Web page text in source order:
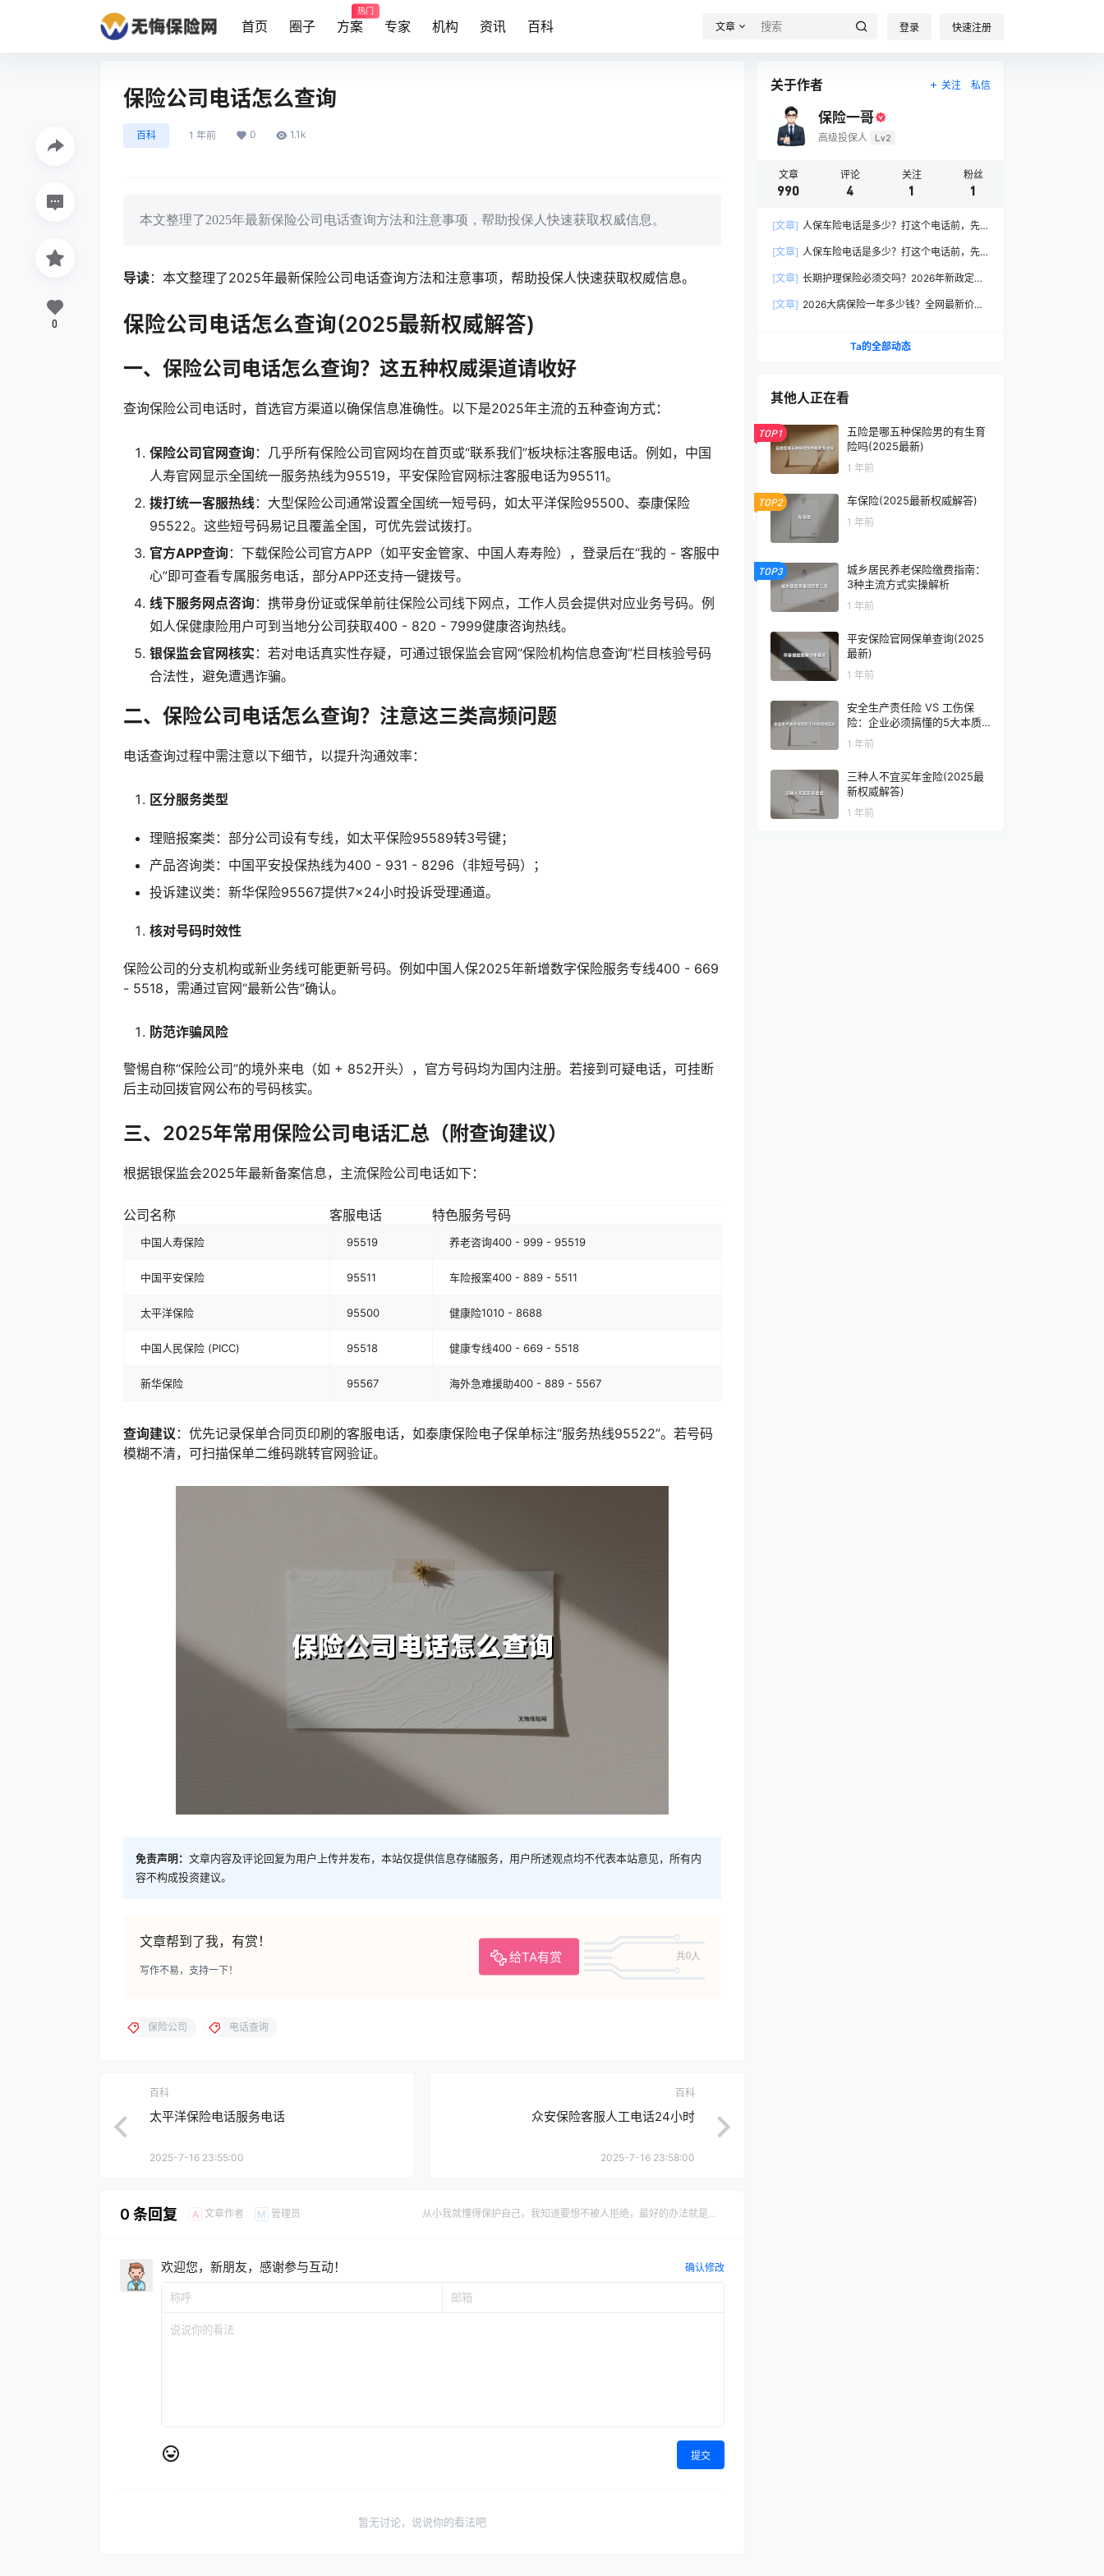
首页 圈子 方案
热门
专家 机构 资讯 百科 文章 登录 快速注册
保险公司电话怎么查询
百科 1 年前 0 1.1k
本文整理了2025年最新保险公司电话查询方法和注意事项，帮助投保人快速获取权威信息。
导读：本文整理了2025年最新保险公司电话查询方法和注意事项，帮助投保人快速获取权威信息。
保险公司电话怎么查询(2025最新权威解答)
一、保险公司电话怎么查询？这五种权威渠道请收好
查询保险公司电话时，首选官方渠道以确保信息准确性。以下是2025年主流的五种查询方式：
保险公司官网查询：几乎所有保险公司官网均在首页或“联系我们”板块标注客服电话。例如，中国
人寿官网显示全国统一服务热线为95519，平安保险官网标注客服电话为95511。
拨打统一客服热线：大型保险公司通常设置全国统一短号码，如太平洋保险95500、泰康保险
95522。这些短号码易记且覆盖全国，可优先尝试拨打。
官方APP查询：下载保险公司官方APP（如平安金管家、中国人寿寿险），登录后在“我的 - 客服中
心”即可查看专属服务电话，部分APP还支持一键拨号。
线下服务网点咨询：携带身份证或保单前往保险公司线下网点，工作人员会提供对应业务号码。例
如人保健康险用户可到当地分公司获取400 - 820 - 7999健康咨询热线。
银保监会官网核实 ：若对电话真实性存疑，可通过银保监会官网“保险机构信息查询”栏目核验号码
合法性，避免遭遇诈骗。
二、保险公司电话怎么查询？注意这三类高频问题
电话查询过程中需注意以下细节，以提升沟通效率：
区分服务类型
理赔报案类：部分公司设有专线，如太平保险95589转3号键；
产品咨询类：中国平安投保热线为400 - 931 - 8296（非短号码）；
投诉建议类：新华保险95567提供7×24小时投诉受理通道。
核对号码时效性
保险公司的分支机构或新业务线可能更新号码。例如中国人保2025年新增数字保险服务专线400 - 669
- 5518，需通过官网“最新公告”确认。
防范诈骗风险
警惕自称“保险公司”的境外来电（如 + 852开头），官方号码均为国内注册。若接到可疑电话，可挂断
后主动回拨官网公布的号码核实。
三、2025年常用保险公司电话汇总（附查询建议）
根据银保监会2025年最新备案信息，主流保险公司电话如下：
公司名称 客服电话 特色服务号码
中国人寿保险 95519 养老咨询400 - 999 - 95519
中国平安保险 95511 车险报案400 - 889 - 5511
太平洋保险 95500 健康险1010 - 8688
中国人民保险 (PICC) 95518 健康专线400 - 669 - 5518
新华保险 95567 海外急难援助400 - 889 - 5567
查询建议 ：优先记录保单合同页印刷的客服电话，如泰康保险电子保单标注“服务热线95522”。若号码
模糊不清，可扫描保单二维码跳转官网验证。
免责声明： 文章内容及评论回复为用户上传并发布，本站仅提供信息存储服务，用户所述观点均不代表本站意见，所有内
容不构成投资建议。
文章帮到了我，有赏！
给TA有赏 共0人
写作不易，支持一下！
0
保险公司 电话查询
百科
太平洋保险电话服务电话
2025-7-16 23:55:00
百科
众安保险客服人工电话24小时
2025-7-16 23:58:00
0 条回复 A 文章作者 M 管理员
从小我就懂得保护自己，我知道要想不被人拒绝，最好的办法就是先
欢迎您，新朋友，感谢参与互动！ 确认修改
提交
暂无讨论，说说你的看法吧
关于作者 关注 私信
保险一哥
高级投保人 Lv2
文章
990
评论
4
关注
1
粉丝
1
[文章] 人保车险电话是多少？打这个电话前，先
[文章] 人保车险电话是多少？打这个电话前，先
[文章] 长期护理保险必须交吗？2026年新政定
[文章] 2026大病保险一年多少钱？全网最新价格
Ta的全部动态
其他人正在看
TOP1
五险是哪五种保险男的有生育
险吗(2025最新)
1 年前
TOP2 车保险(2025最新权威解答)
1 年前
TOP3
城乡居民养老保险缴费指南：
3种主流方式实操解析
1 年前
平安保险官网保单查询(2025
最新)
1 年前
安全生产责任险 VS 工伤保
险：企业必须搞懂的5大本质
区别
1 年前
三种人不宜买年金险(2025最
新权威解答)
1 年前